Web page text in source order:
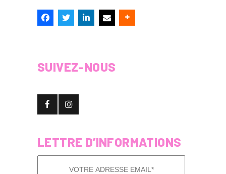
SUIVEZ-NOUS
LETTRE D’INFORMATIONS